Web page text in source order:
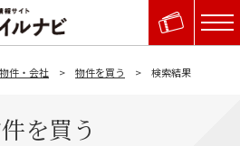
件・会社 物件を買う 検索結果
を買う